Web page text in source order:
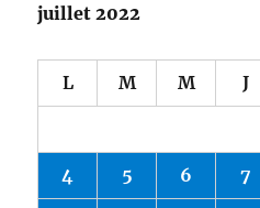
juillet 2022
L M M J
4 5 6 7